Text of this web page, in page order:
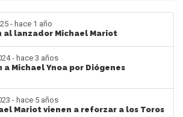
- hace 1 año
al lanzador Michael Mariot
- hace 3 años
a Michael Ynoa por Diógenes
- hace 5 años
Mariot vienen a reforzar a los Toros